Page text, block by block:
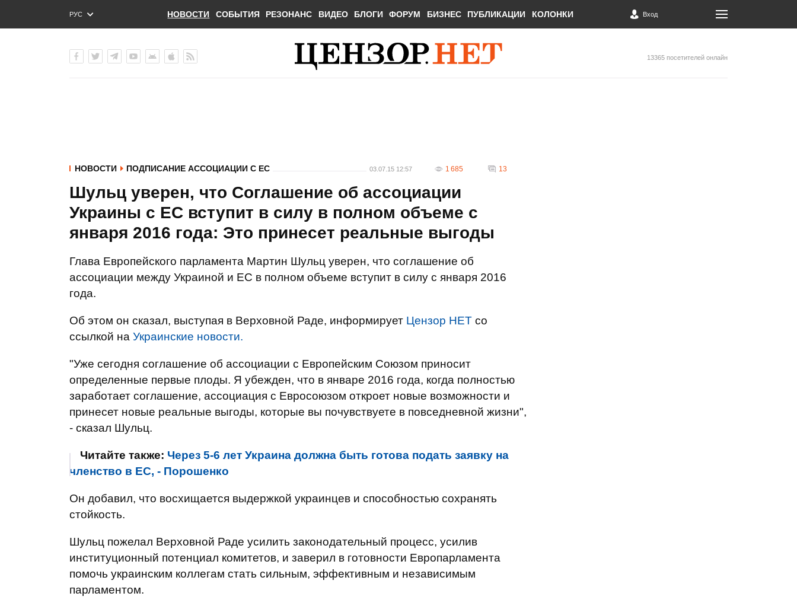
РУС
ENG
НОВОСТИ СОБЫТИЯ РЕЗОНАНС ВИДЕО БЛОГИ ФОРУМ БИЗНЕС ПУБЛИКАЦИИ КОЛОНКИ Вход
13365 посетителей онлайн
НОВОСТИ ПОДПИСАНИЕ АССОЦИАЦИИ С ЕС 03.07.15 12:57 1 685 13
Шульц уверен, что Соглашение об ассоциации
Украины с ЕС вступит в силу в полном объеме с
января 2016 года: Это принесет реальные выгоды
Глава Европейского парламента Мартин Шульц уверен, что соглашение об
ассоциации между Украиной и ЕС в полном объеме вступит в силу с января 2016
года.
Об этом он сказал, выступая в Верховной Раде, информирует Цензор НЕТ со
ссылкой на Украинские новости.
"Уже сегодня соглашение об ассоциации с Европейским Союзом приносит
определенные первые плоды. Я убежден, что в январе 2016 года, когда полностью
заработает соглашение, ассоциация с Евросоюзом откроет новые возможности и
принесет новые реальные выгоды, которые вы почувствуете в повседневной жизни",
- сказал Шульц.
Читайте также: Через 5-6 лет Украина должна быть готова подать заявку на
членство в ЕС, - Порошенко
Он добавил, что восхищается выдержкой украинцев и способностью сохранять
стойкость.
Шульц пожелал Верховной Раде усилить законодательный процесс, усилив
институционный потенциал комитетов, и заверил в готовности Европарламента
помочь украинским коллегам стать сильным, эффективным и независимым
парламентом.